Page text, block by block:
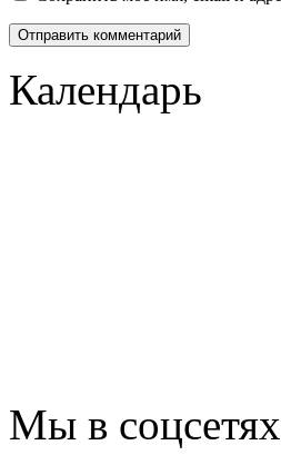
Календарь
Мы в соцсетях